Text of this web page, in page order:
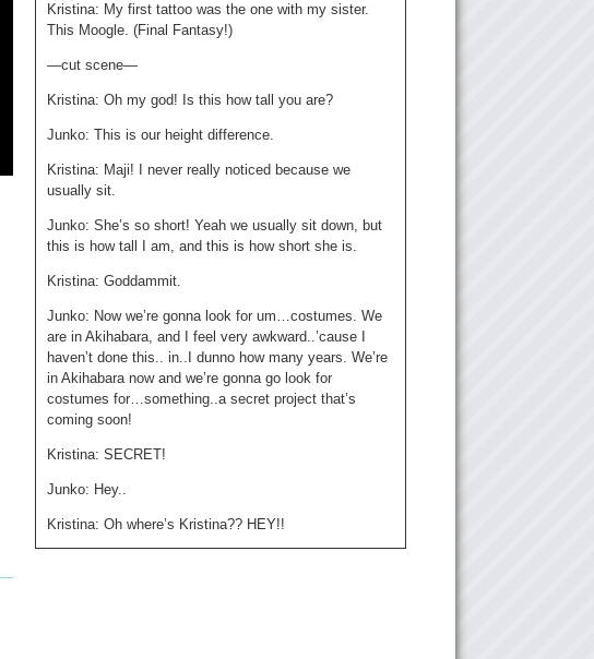
Kristina: My first tattoo was the one with my sister.
This Moogle. (Final Fantasy!)
—cut scene—
Kristina: Oh my god! Is this how tall you are?
Junko: This is our height difference.
Kristina: Maji! I never really noticed because we
usually sit.
Junko: She’s so short! Yeah we usually sit down, but
this is how tall I am, and this is how short she is.
Kristina: Goddammit.
Junko: Now we’re gonna look for um…costumes. We
are in Akihabara, and I feel very awkward..’cause I
haven’t done this.. in..I dunno how many years. We’re
in Akihabara now and we’re gonna go look for
costumes for…something..a secret project that’s
coming soon!
Kristina: SECRET!
Junko: Hey..
Kristina: Oh where’s Kristina?? HEY!!